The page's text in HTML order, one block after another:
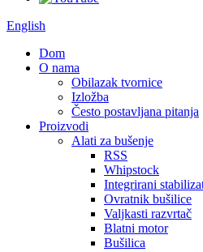
English
Dom
O nama
Obilazak tvornice
Izložba
Često postavljana pitanja
Proizvodi
Alati za bušenje
RSS
Whipstock
Integrirani
Ovratnik bušilice
Valjkasti razvrtač
Blatni motor
Bušilica